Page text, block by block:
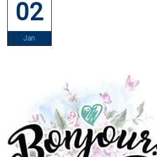
02
Jan